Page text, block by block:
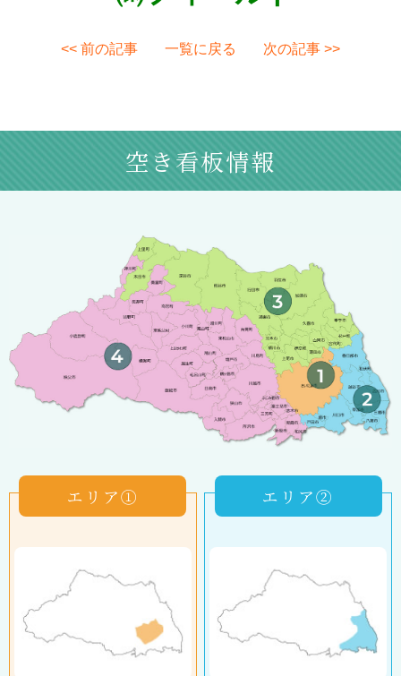
<< 前の記事 一覧に戻る 次の記事 >>
空き看板情報
エリア① エリア②